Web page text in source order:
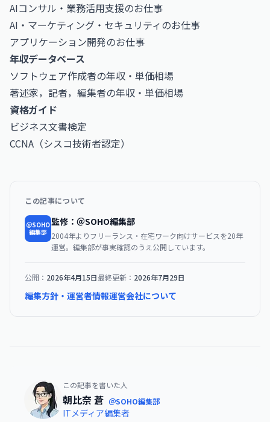
AIコンサル・業務活用支援のお仕事
AI・マーケティング・セキュリティのお仕事
アプリケーション開発のお仕事
年収データベース
ソフトウェア作成者の年収・単価相場
著述家，記者，編集者の年収・単価相場
資格ガイド
ビジネス文書検定
CCNA（シスコ技術者認定）
この記事について
＠SOHO
編集部
監修：＠SOHO編集部
2004年よりフリーランス・在宅ワーク向けサービスを20年
運営。編集部が事実確認のうえ公開しています。
公開： 2026年4月15日最終更新： 2026年7月29日
編集方針・運営者情報運営会社について
この記事を書いた人
朝比奈 蒼 ＠SOHO編集部
ITメディア編集者